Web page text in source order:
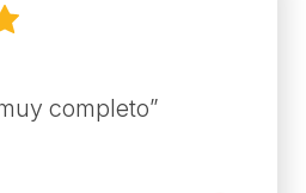
completo